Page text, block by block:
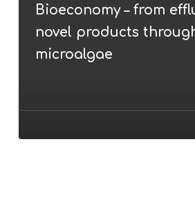
Circular
Bioeconomy
to
Bioeconomy – from
novel products
microalgae